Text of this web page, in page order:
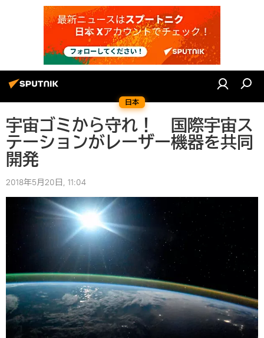
日本
宇宙ゴミから守れ！ 国際宇宙ス
テーションがレーザー機器を共同
開発
2018年5月20日, 11:04